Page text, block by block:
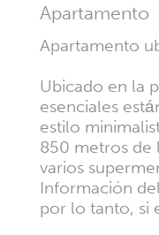
Apartamento
Apartamento
Ubicado en la
esenciales
estilo
850 metros de
varios
Información
por lo tanto, si